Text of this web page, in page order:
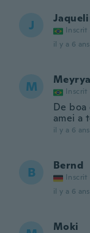
J Inscrit
il y a 6 ans
M Inscrit
De
amei a
il y a 6 ans
B Bernd
Inscrit
il y a 6 ans
Moki